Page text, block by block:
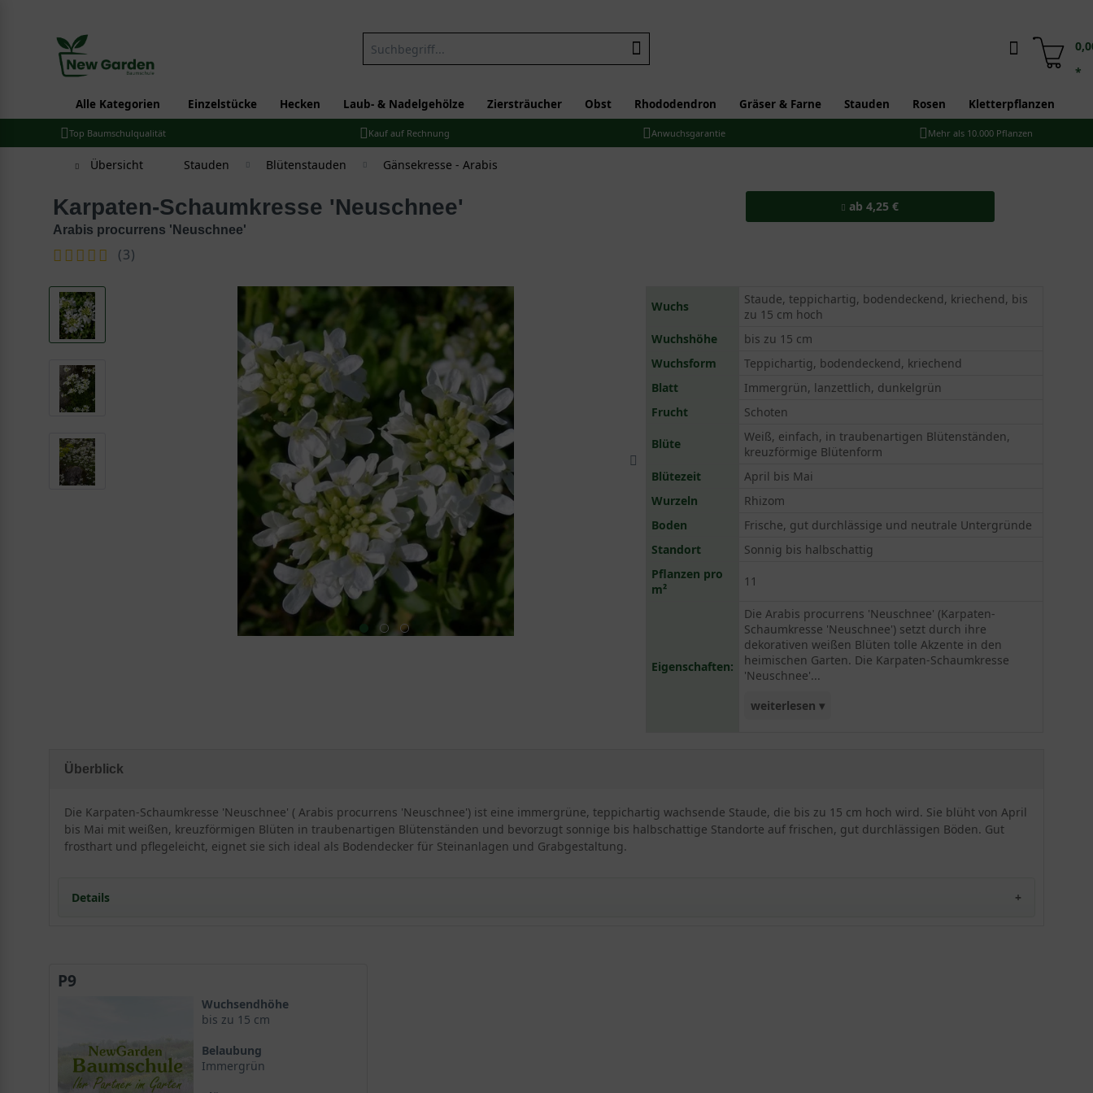
*
Alle Kategorien Einzelstücke Hecken Laub- & Nadelgehölze Ziersträucher Obst Rhododendron Gräser & Farne Stauden Rosen Kletterpflanzen
Top Baumschulqualität Kauf auf Rechnung Anwuchsgarantie Mehr als 10.000 Pflanzen
Übersicht Stauden Blütenstauden Gänsekresse - Arabis
Karpaten-Schaumkresse 'Neuschnee'
Arabis procurrens 'Neuschnee'
(3)
ab 4,25 €
Wuchs
Staude, teppichartig, bodendeckend, kriechend, bis
zu 15 cm hoch
Wuchshöhe
bis zu 15 cm
Wuchsform
Teppichartig, bodendeckend, kriechend
Blatt
Immergrün, lanzettlich, dunkelgrün
Frucht
Schoten
Blüte
Weiß, einfach, in traubenartigen Blütenständen,
kreuzförmige Blütenform
Blütezeit
April bis Mai
Wurzeln
Rhizom
Boden
Frische, gut durchlässige und neutrale Untergründe
Standort
Sonnig bis halbschattig
Pflanzen pro
m²
11
Eigenschaften:
Die Arabis procurrens 'Neuschnee' (Karpaten-
Schaumkresse 'Neuschnee') setzt durch ihre
dekorativen weißen Blüten tolle Akzente in den
heimischen Garten. Die Karpaten-Schaumkresse
'Neuschnee'...
weiterlesen ▾
empfehlen wir die Pflanzung in kleinen Tuffs mit 3
bis 10 Exemplaren. Diese Sorte wirkt in Matten, an
Gehölzrändern sowie in Steinanlagen sehr
Überblick
Die Karpaten-Schaumkresse 'Neuschnee' ( Arabis procurrens 'Neuschnee') ist eine immergrüne, teppichartig wachsende Staude, die bis zu 15 cm hoch wird. Sie blüht von April
bis Mai mit weißen, kreuzförmigen Blüten in traubenartigen Blütenständen und bevorzugt sonnige bis halbschattige Standorte auf frischen, gut durchlässigen Böden. Gut
frosthart und pflegeleicht, eignet sie sich ideal als Bodendecker für Steinanlagen und Grabgestaltung.
Details
Wuchsform und Vegetation
Ansprüche der Arabis procurrens 'Neuschnee'
Blüte und Blattwerk der Karpaten-Schaumkresse 'Neuschnee'
Blütenpracht im Frühling
P9
Wuchsendhöhe
bis zu 15 cm
Belaubung
Immergrün